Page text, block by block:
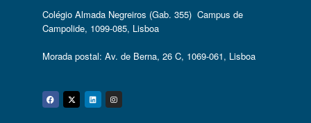
Colégio Almada Negreiros (Gab. 355) Campus de
Campolide, 1099-085, Lisboa
Morada postal: Av. de Berna, 26 C, 1069-061, Lisboa
Facebook
Twitter
Linkedin
Instagram